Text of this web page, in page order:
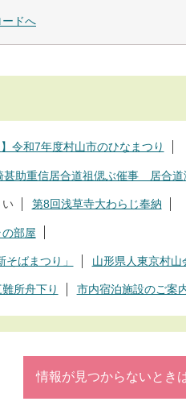
ドへ
】令和7年度村山市のひなまつり
甚助重信居合道祖偲ぶ催事 居合道
い 第8回浅草寺大わらじ奉納
の部屋
ばまつり」 山形県人東京村山
所舟下り 市内宿泊施設のご案
情報が見つからないとき